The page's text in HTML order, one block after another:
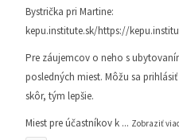
Bystrička pri Martine:
kepu.institute.sk/https://
Pre záujemcov o neho s
posledných miest. Môžu sa
skôr, tým lepšie.
Miest pre účastníkov k ... Zobraziť viac